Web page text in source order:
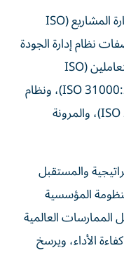
وشمل الإنجاز الحصول على مواصفة إدارة المشاريع (ISO
نظام إدارة الجودة
(ISO 9001:2015)، وإدارة شكاوى المتعاملين (ISO
10002:2018)، وإدارة المخاطر (ISO 31000:2018)، ونظام
إدارة استمرارية الأعمال (ISO 22301:2019)، والمرونة
والمستقبل
المؤسسية
العالمية
الأداء، ويرسخ